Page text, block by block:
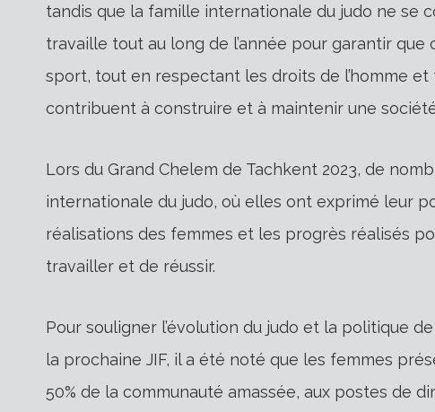
tandis que la famille internationale du judo ne se
travaille tout au long de l’année pour garantir
sport, tout en respectant les droits de l’homme
contribuent à construire et à maintenir une
Lors du Grand Chelem de Tachkent 2023, de
internationale du judo, où elles ont exprimé leur
réalisations des femmes et les progrès réalisés
travailler et de réussir.
Pour souligner l’évolution du judo et la politique
la prochaine JIF, il a été noté que les femmes
50% de la communauté amassée, aux postes de